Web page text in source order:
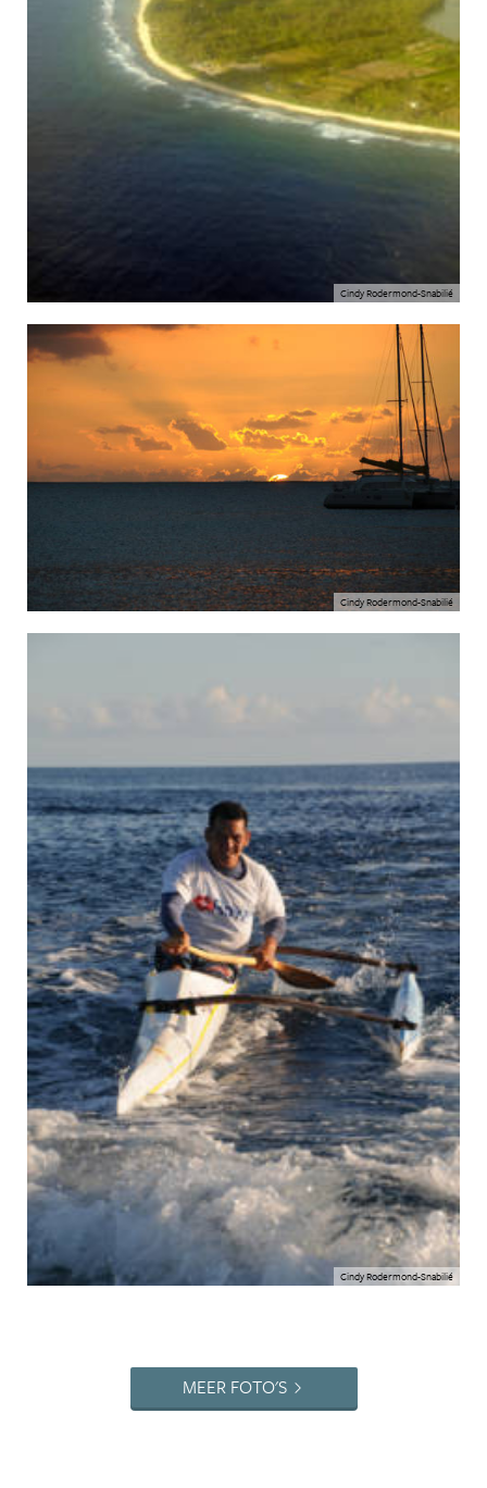
Cindy Rodermond-Snabilié
Cindy Rodermond-Snabilié
Cindy Rodermond-Snabilié
MEER FOTO'S